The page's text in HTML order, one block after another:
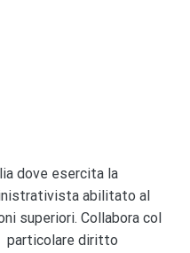
dove esercita la
abilitato al
superiori. Collabora col
particolare diritto